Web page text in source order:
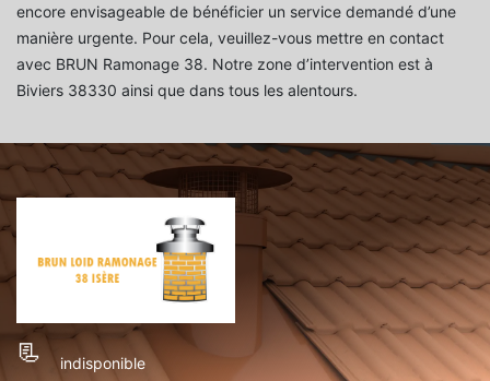
encore envisageable de bénéficier un service demandé d’une
manière urgente. Pour cela, veuillez-vous mettre en contact
avec BRUN Ramonage 38. Notre zone d’intervention est à
Biviers 38330 ainsi que dans tous les alentours.
indisponible